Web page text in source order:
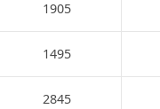
1905
1495
2845